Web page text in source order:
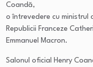
Coandă,
o întrevedere cu ministrul
Republicii Franceze
Emmanuel Macron.
Salonul oficial Henry